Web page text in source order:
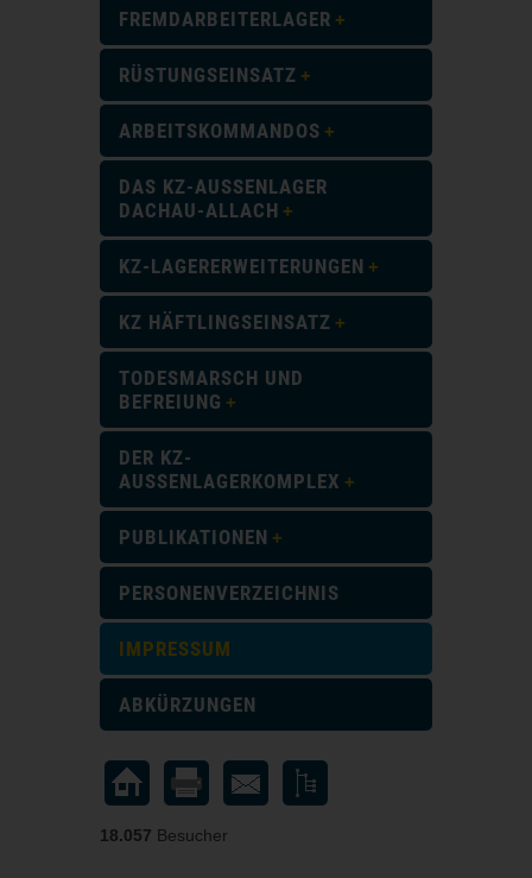
FREMDARBEITERLAGER
RÜSTUNGSEINSATZ
ARBEITSKOMMANDOS
DAS KZ-AUSSENLAGER D
ACHAU-ALLACH
KZ-LAGERERWEITERUNGEN
KZ HÄFTLINGSEINSATZ
TODESMARSCH UND
BEFREIUNG
DER KZ-
AUSSENLAGERKOMPLEX
PUBLIKATIONEN
PERSONENVERZEICHNIS
IMPRESSUM
ABKÜRZUNGEN
18.057 Besucher